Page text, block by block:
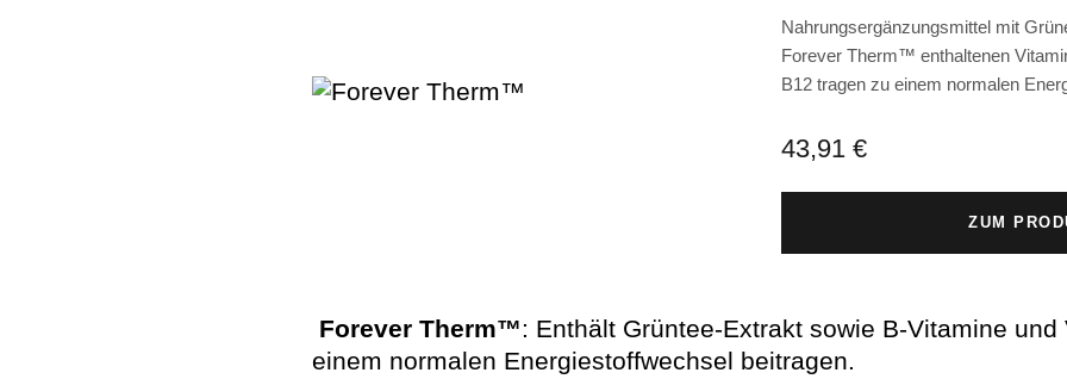
Nahrungsergänzungsmittel mit
Forever Therm™ enthaltenen
B12 tragen zu einem normalen
43,91 €
ZUM
Forever Therm™: Enthält Grüntee-Extrakt sowie B-Vitamine
einem normalen Energiestoffwechsel beitragen.